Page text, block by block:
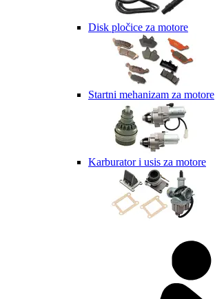
Disk pločice za motore
Startni mehanizam za motore
Karburator i usis za motore